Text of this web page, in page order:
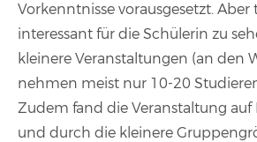
Vorkenntnisse vorausgesetzt.
interessant für die Schülerin zu
kleinere Veranstaltungen (an den
nehmen meist nur 10-20
Zudem fand die Veranstaltung auf
und durch die kleinere